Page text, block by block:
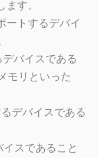
ます。
ートするデバイ
バイスである
モリといった
デバイスである
スであること